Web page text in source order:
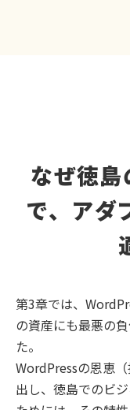
なぜ徳
で、アダ
第3章では、
の資産にも最悪の
た。
WordPressの恩恵
出し、徳島でのビ